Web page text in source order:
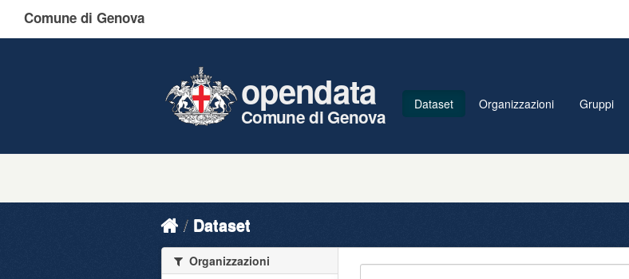
Comune di Genova
opendata
Comune di Genova
Dataset Organizzazioni Gruppi
Dataset
Organizzazioni